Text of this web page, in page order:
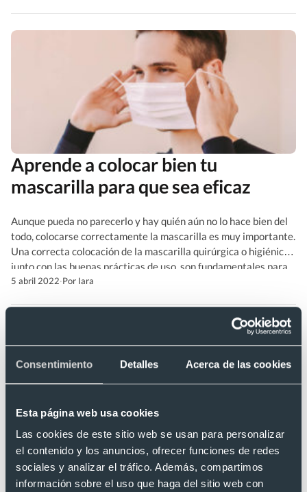
Consentimiento Detalles Acerca de las cookies
Esta página web usa cookies
Las cookies de este sitio web se usan para personalizar
el contenido y los anuncios, ofrecer funciones de redes
sociales y analizar el tráfico. Además, compartimos
información sobre el uso que haga del sitio web con
Aprende a colocar bien tu
mascarilla para que sea eficaz
Aunque pueda no parecerlo y hay quién aún no lo hace bien del
todo, colocarse correctamente la mascarilla es muy importante.
Una correcta colocación de la mascarilla quirúrgica o higiénica,
junto con las buenas prácticas de uso, son fundamentales para
que esta nos proteja bien. Y tú ¿te pones bien la mascarilla?
5 abril 2022·Por Iara
Regalos publicitarios para
sorprender a la Generación Z